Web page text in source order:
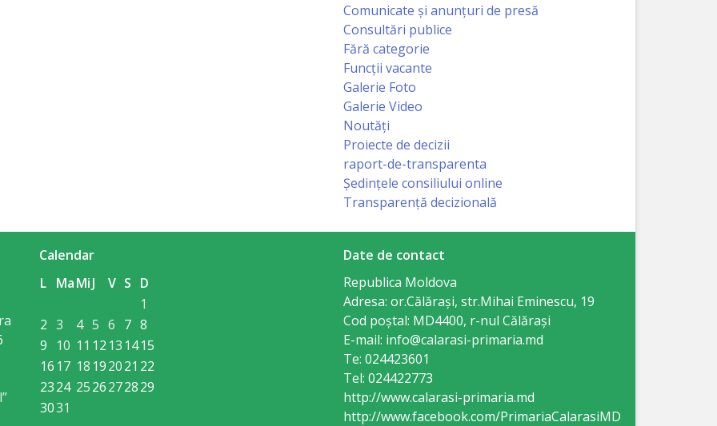
Comunicate și anunțuri de presă
Consultări publice
Fără categorie
Funcții vacante
Galerie Foto
Galerie Video
Noutăți
Proiecte de decizii
raport-de-transparenta
Ședințele consiliului online
Transparență decizională
Calendar
L MaMiJ V S D
1
2 3 4 5 6 7 8
9
10 11 12 13 1415
16 17 18 192021 22
2324 2526272829
3031
Date de contact
Republica Moldova
Adresa: or.Călăraşi, str.Mihai Eminescu, 19
Cod poștal: MD4400, r-nul Călăraşi
E-mail: info@calarasi-primaria.md
Te: 024423601
Tel: 024422773
http://www.calarasi-primaria.md
http://www.facebook.com/PrimariaCalarasiMD